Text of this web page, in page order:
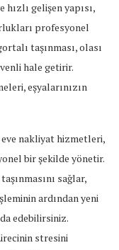
hızlı gelişen yapısı,
profesyonel
taşınması, olası
hale getirir.
eşyalarınızın
eve nakliyat hizmetleri,
bir şekilde yönetir.
sağlar,
ardından yeni
edebilirsiniz.
stresini